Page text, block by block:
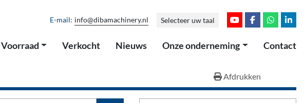
E-mail: info@dibamachinery.nl Selecteer uw taal
youtubefacebook
Voorraad Verkocht Nieuws Onze onderneming Contact
Afdrukken